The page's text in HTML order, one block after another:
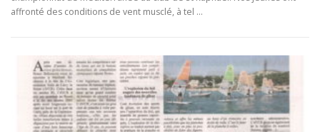
affronté des conditions de vent musclé, à tel …